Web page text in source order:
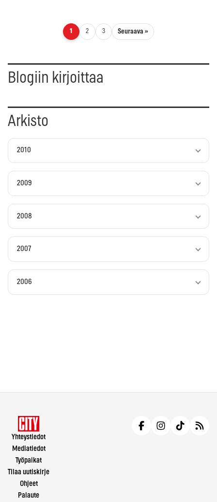
Artikkelien sivutus
1 2 3 Seuraava »
Blogiin kirjoittaa
Arkisto
2010
2009
2008
2007
2006
Yhteystiedot
Mediatiedot
Työpaikat
Tilaa uutiskirje
Ohjeet
Palaute